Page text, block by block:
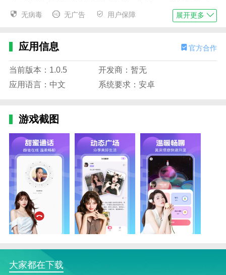
让用户分享自己的生活，增加互动交流的机会。
户的真实性和安全性。
新月软件描述
景。
2。无论学生、职场人士还是退休老人，在这里都能找
到志同道合的朋友。
3。该软件还提供各种兴趣小组和活动。
4。让用户根据自己的爱好和需求选择自己感兴趣的社
交活动。
新月软件亮点
1。[/k0/]的界面设计简洁明了，操作流畅。
2。用户可以轻松地浏览和使用各种功能，而不会感到
困惑和复杂。
无病毒 无广告 用户保障 展开更多
应用信息 官方合作
当前版本：1.0.5
开发商：暂无
应用语言：中文
系统要求：安卓
游戏截图
大家都在下载